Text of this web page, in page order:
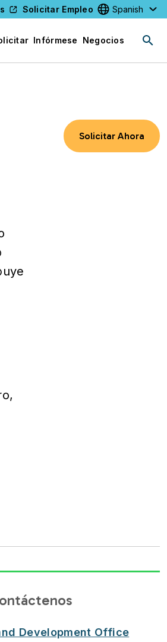
Solicitar Empleo
Select your
Infórmese Negocios
Solicitar Ahora
Development Office